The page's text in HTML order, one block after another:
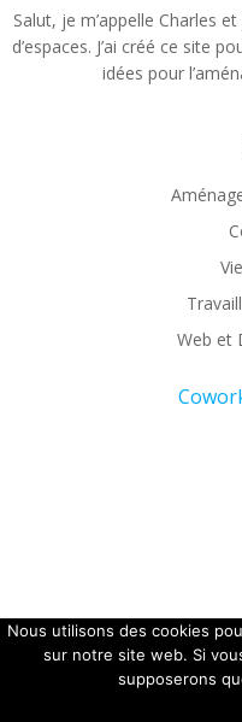
Salut, je m’appelle Charles
d’espaces. J’ai créé ce site
idées pour
Web et
Copyright
Nous utilisons des cookies
sur notre site web. Si
supposerons